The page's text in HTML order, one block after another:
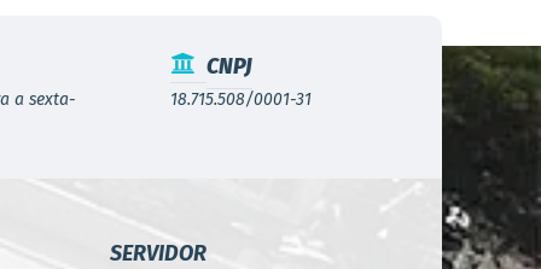
a sexta-
CNPJ
18.715.508/0001-31
SERVIDOR